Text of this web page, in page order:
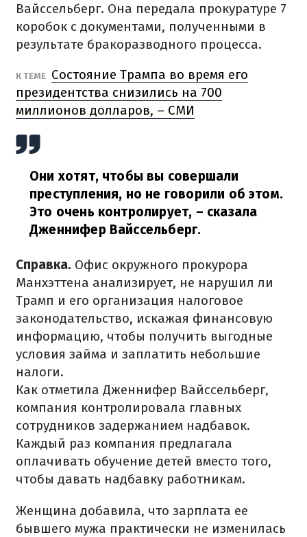
Вайссельберг. Она передала прокуратуре 7
коробок с документами, полученными в
результате бракоразводного процесса.
К ТЕМЕ Состояние Трампа во время его
президентства снизились на 700
миллионов долларов, – СМИ
Они хотят, чтобы вы совершали
преступления, но не говорили об этом.
Это очень контролирует, – сказала
Дженнифер Вайссельберг.
Справка. Офис окружного прокурора
Манхэттена анализирует, не нарушил ли
Трамп и его организация налоговое
законодательство, искажая финансовую
информацию, чтобы получить выгодные
условия займа и заплатить небольшие
налоги.
Как отметила Дженнифер Вайссельберг,
компания контролировала главных
сотрудников задержанием надбавок.
Каждый раз компания предлагала
оплачивать обучение детей вместо того,
чтобы давать надбавку работникам.
Женщина добавила, что зарплата ее
бывшего мужа практически не изменилась